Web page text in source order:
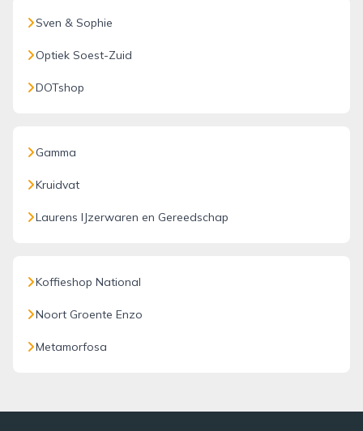
Sven & Sophie
Optiek Soest-Zuid
DOTshop
Gamma
Kruidvat
Laurens IJzerwaren en Gereedschap
Koffieshop National
Noort Groente Enzo
Metamorfosa